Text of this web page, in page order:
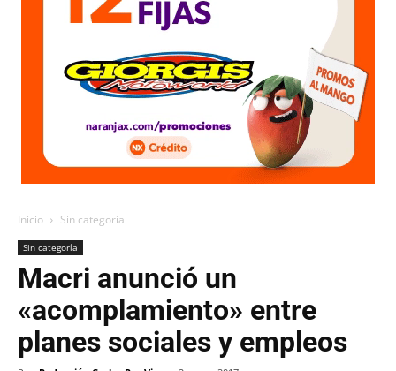
Inicio Sin categoría
Sin categoría
Macri anunció un
«acomplamiento» entre
planes sociales y empleos